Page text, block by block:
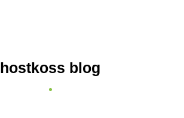
hostkoss blog